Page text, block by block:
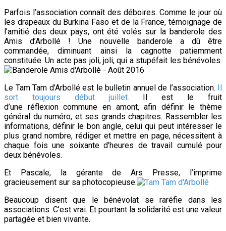
Parfois l’association connaît des déboires. Comme le jour où
les drapeaux du Burkina Faso et de la France, témoignage de
l’amitié des deux pays, ont été volés sur la banderole des
Amis d’Arbollé ! Une nouvelle banderole a dû être
commandée, diminuant ainsi la cagnotte patiemment
constituée. Un acte pas joli, joli, qui a stupéfait les bénévoles.
Le Tam Tam d’Arbollé est le bulletin annuel de l’association. Il
sort toujours début juillet. Il est le fruit
d’une réflexioncommune en amont, afin définir le thème
général du numéro, et ses grands chapitres. Rassembler les
informations, définir le bon angle, celui qui peut intéresser le
plus grand nombre, rédiger et mettre en page,nécessitent à
chaque fois une soixanted’heures de travail cumulé pour
deux bénévoles.
Et Pascale, la gérante de Ars Presse, l’imprime
gracieusement sur sa photocopieuse.
Beaucoup disent que le bénévolat se raréfie dans les
associations. C’est vrai. Et pourtant la solidarité est une valeur
partagée et bien vivante.